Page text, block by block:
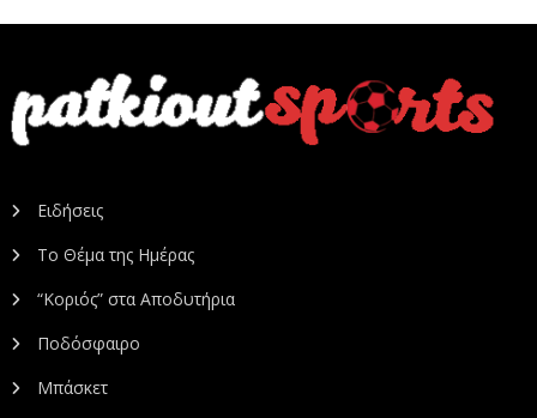
Ειδήσεις
Το Θέμα της Ημέρας
“Κοριός” στα Αποδυτήρια
Ποδόσφαιρο
Μπάσκετ